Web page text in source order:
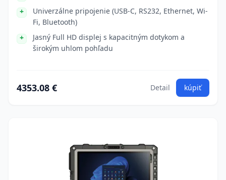
Univerzálne pripojenie (USB-C, RS232, Ethernet, Wi-
Fi, Bluetooth)
Jasný Full HD displej s kapacitným dotykom a
širokým uhlom pohľadu
4353.08 € Detail kúpiť